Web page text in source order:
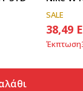
SALE
38,49
Έκπτωση